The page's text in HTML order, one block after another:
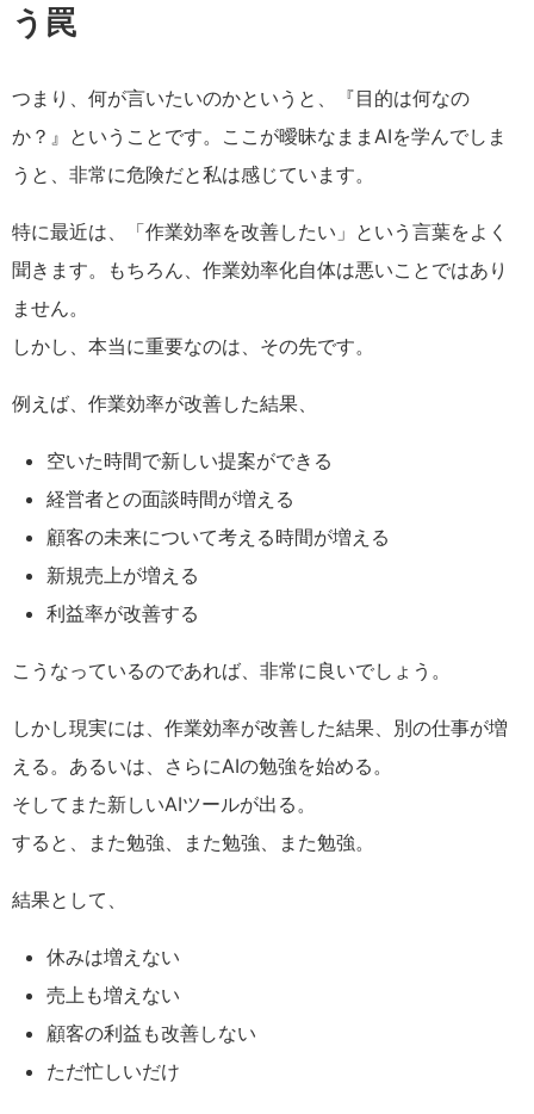
う罠
つまり、何が言いたいのかというと、
『目的は何なの
か？』ということです。 ここが曖昧なままAIを学んでしま
うと、非常に危険だと私は感じています。
特に最近は、「作業効率を改善したい」という言葉をよく
聞きます。
もちろん、作業効率化自体は悪いことではあり
ません。
しかし、本当に重要なのは、その先です。
例えば、作業効率が改善した結果、
空いた時間で新しい提案ができる
経営者との面談時間が増える
顧客の未来について考える時間が増える
新規売上が増える
利益率が改善する
こうなっているのであれば、非常に良いでしょう。
しかし現実には、作業効率が改善した結果、別の仕事が増
える。 あるいは、さらにAIの勉強を始める。
そしてまた新しいAIツールが出る。
すると、
また勉強、また勉強、また勉強。
結果として、
休みは増えない
売上も増えない
顧客の利益も改善しない
ただ忙しいだけ